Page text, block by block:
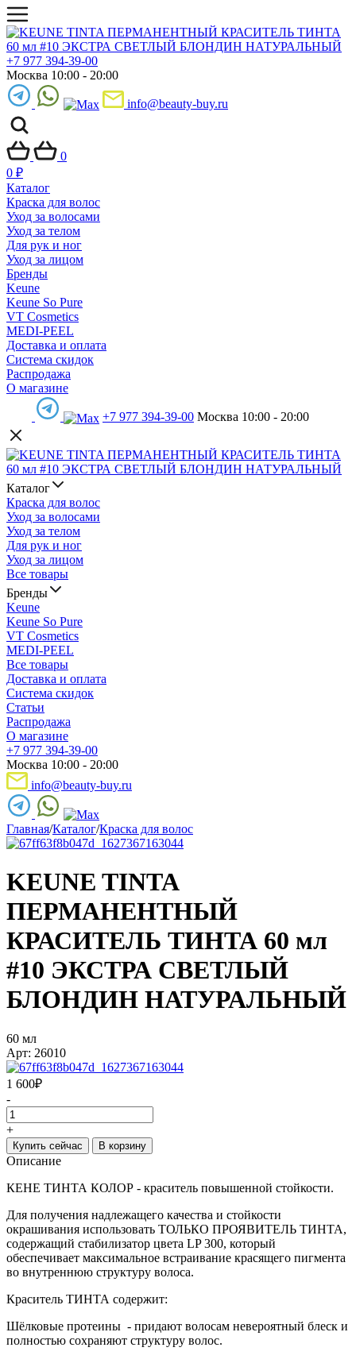
+7 977 394-39-00
Москва 10:00 - 20:00
info@beauty-buy.ru
0
0 ₽
Каталог
Краска для волос
Уход за волосами
Уход за телом
Для рук и ног
Уход за лицом
Бренды
Keune
Keune So Pure
VT Cosmetics
MEDI-PEEL
Доставка и оплата
Система скидок
Распродажа
О магазине
+7 977 394-39-00 Москва 10:00 - 20:00
Каталог
Краска для волос
Уход за волосами
Уход за телом
Для рук и ног
Уход за лицом
Все товары
Бренды
Keune
Keune So Pure
VT Cosmetics
MEDI-PEEL
Все товары
Доставка и оплата
Система скидок
Статьи
Распродажа
О магазине
+7 977 394-39-00
Москва 10:00 - 20:00
info@beauty-buy.ru
Главная/Каталог/Краска для волос
KEUNE TINTA
ПЕРМАНЕНТНЫЙ
КРАСИТЕЛЬ ТИНТА 60 мл
#10 ЭКСТРА СВЕТЛЫЙ
БЛОНДИН НАТУРАЛЬНЫЙ
60 мл
Арт: 26010
1 600₽
-
+
Купить сейчас В корзину
Описание
КЕНЕ ТИНТА КОЛОР - краситель повышенной стойкости.
Для получения надлежащего качества и стойкости
окрашивания использовать ТОЛЬКО ПРОЯВИТЕЛЬ ТИНТА,
содержащий стабилизатор цвета LP 300, который
обеспечивает максимальное встраивание красящего пигмента
во внутреннюю структуру волоса.
Краситель ТИНТА содержит:
Шёлковые протеины - придают волосам невероятный блеск и
полностью сохраняют структуру волос.